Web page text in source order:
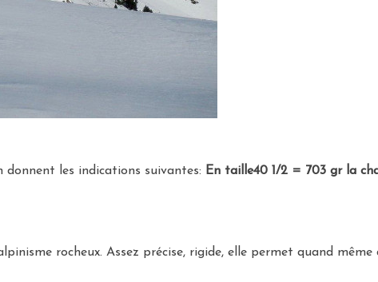
donnent les indications suivantes: En taille40 1/2 = 703 gr la
rocheux. Assez précise, rigide, elle permet quand même